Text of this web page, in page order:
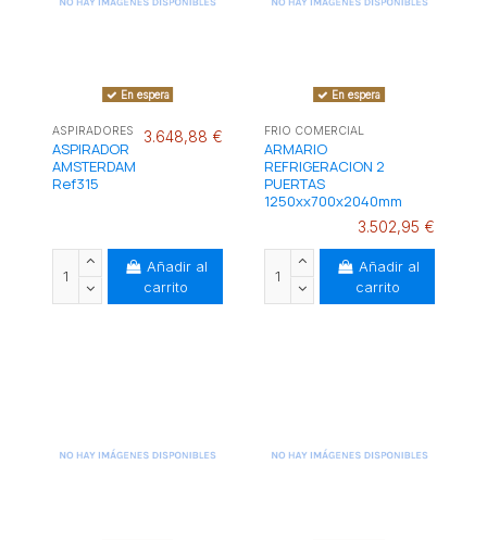
En espera
ASPIRADORES
ASPIRADOR
AMSTERDAM
Ref315
3.648,88 €
Añadir al
carrito
En espera
FRIO COMERCIAL
ARMARIO
REFRIGERACION 2
PUERTAS
1250xx700x2040mm
3.502,95 €
Añadir al
carrito